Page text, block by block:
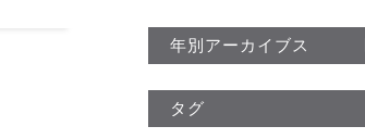
年別アーカイブス
タグ